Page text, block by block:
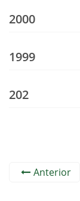
2000
1999
202
Anterior